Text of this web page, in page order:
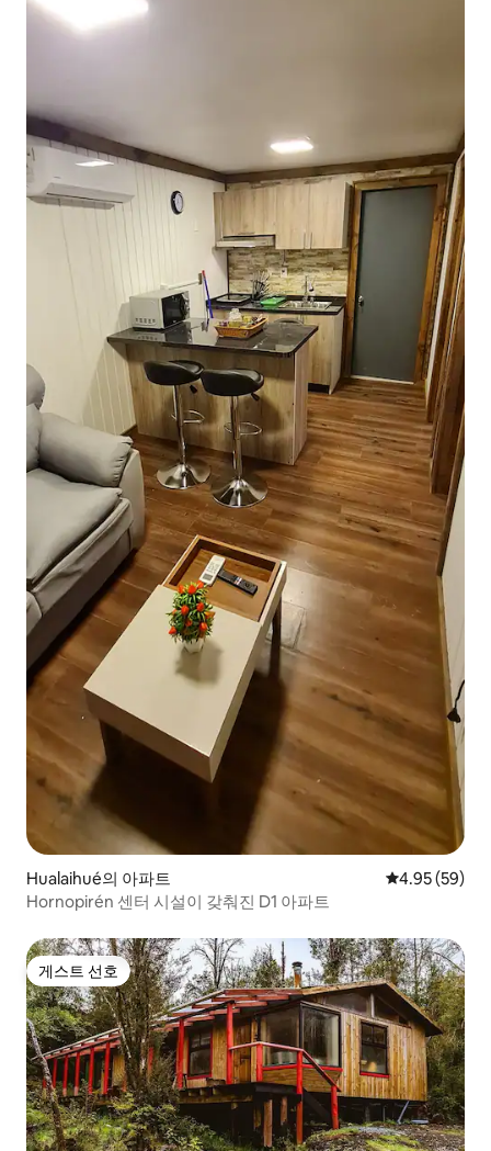
Hualaihué의 아파트 평점 4.95점(5
4.95 (59)
Hornopirén 센터 시설이 갖춰진 D1 아파트
게스트 선호
게스트 선호